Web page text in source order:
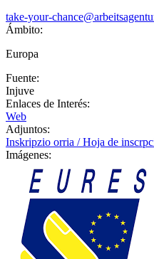
take-your-
Ámbito:
Europa
Fuente:
Injuve
Enlaces de Interés:
Web
Adjuntos:
Inskripzio orria / Hoja de
Imágenes: